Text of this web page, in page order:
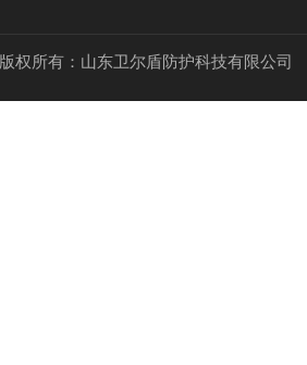
版权所有：山东卫尔盾防护科技有限公